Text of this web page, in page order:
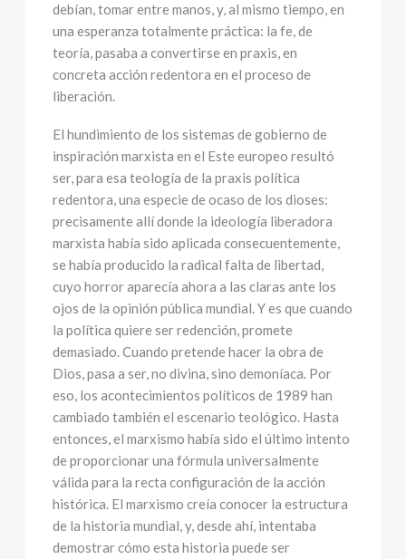
debían, tomar entre manos, y, al mismo tiempo, en
una esperanza totalmente práctica: la fe, de
teoría, pasaba a convertirse en praxis, en
concreta acción redentora en el proceso de
liberación.
El hundimiento de los sistemas de gobierno de
inspiración marxista en el Este europeo resultó
ser, para esa teología de la praxis política
redentora, una especie de ocaso de los dioses:
precisamente allí donde la ideología liberadora
marxista había sido aplicada consecuentemente,
se había producido la radical falta de libertad,
cuyo horror aparecía ahora a las claras ante los
ojos de la opinión pública mundial. Y es que cuando
la política quiere ser redención, promete
demasiado. Cuando pretende hacer la obra de
Dios, pasa a ser, no divina, sino demoníaca. Por
eso, los acontecimientos políticos de 1989 han
cambiado también el escenario teológico. Hasta
entonces, el marxismo había sido el último intento
de proporcionar una fórmula universalmente
válida para la recta configuración de la acción
histórica. El marxismo creía conocer la estructura
de la historia mundial, y, desde ahí, intentaba
demostrar cómo esta historia puede ser